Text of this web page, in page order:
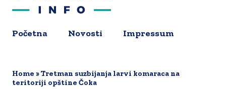
Početna Novosti Impressum
Home
Tretman suzbijanja larvi komaraca na
teritoriji opštine Čoka